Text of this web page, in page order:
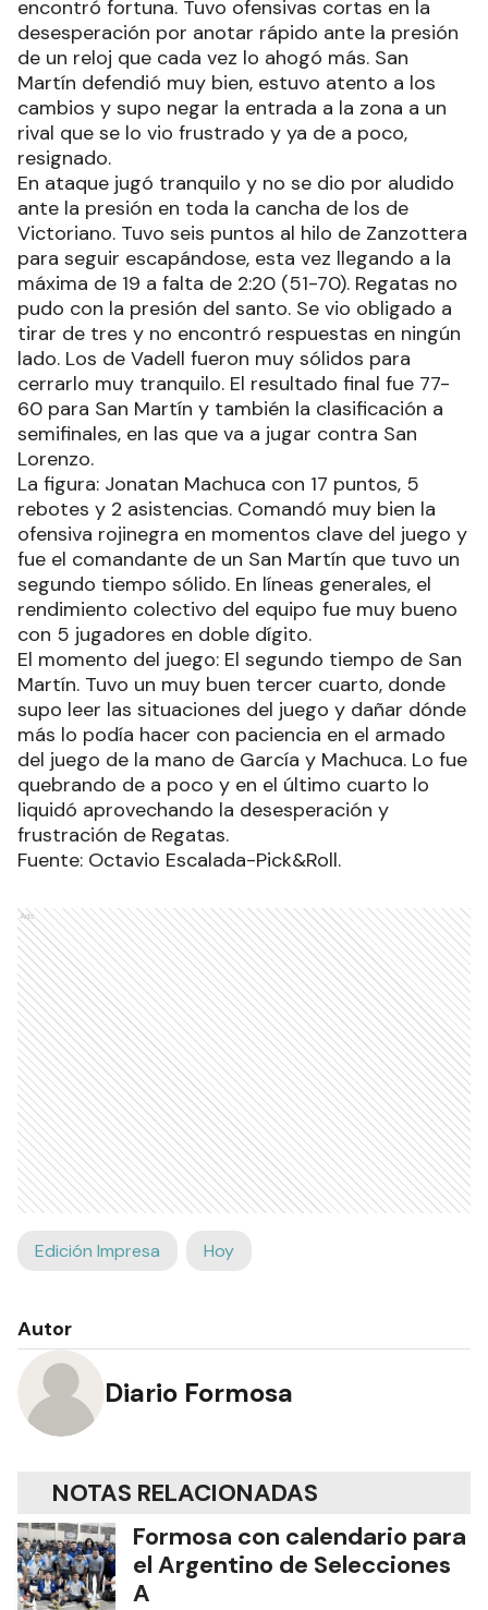
encontró fortuna. Tuvo ofensivas cortas en la
desesperación por anotar rápido ante la presión
de un reloj que cada vez lo ahogó más. San
Martín defendió muy bien, estuvo atento a los
cambios y supo negar la entrada a la zona a un
rival que se lo vio frustrado y ya de a poco,
resignado.
En ataque jugó tranquilo y no se dio por aludido
ante la presión en toda la cancha de los de
Victoriano. Tuvo seis puntos al hilo de Zanzottera
para seguir escapándose, esta vez llegando a la
máxima de 19 a falta de 2:20 (51-70). Regatas no
pudo con la presión del santo. Se vio obligado a
tirar de tres y no encontró respuestas en ningún
lado. Los de Vadell fueron muy sólidos para
cerrarlo muy tranquilo. El resultado final fue 77-
60 para San Martín y también la clasificación a
semifinales, en las que va a jugar contra San
Lorenzo.
La figura: Jonatan Machuca con 17 puntos, 5
rebotes y 2 asistencias. Comandó muy bien la
ofensiva rojinegra en momentos clave del juego y
fue el comandante de un San Martín que tuvo un
segundo tiempo sólido. En líneas generales, el
rendimiento colectivo del equipo fue muy bueno
con 5 jugadores en doble dígito.
El momento del juego: El segundo tiempo de San
Martín. Tuvo un muy buen tercer cuarto, donde
supo leer las situaciones del juego y dañar dónde
más lo podía hacer con paciencia en el armado
del juego de la mano de García y Machuca. Lo fue
quebrando de a poco y en el último cuarto lo
liquidó aprovechando la desesperación y
frustración de Regatas.
Fuente: Octavio Escalada-Pick&Roll.
Ads
Edición Impresa Hoy
Autor
Diario Formosa
NOTAS RELACIONADAS
Formosa con calendario para
el Argentino de Selecciones
A